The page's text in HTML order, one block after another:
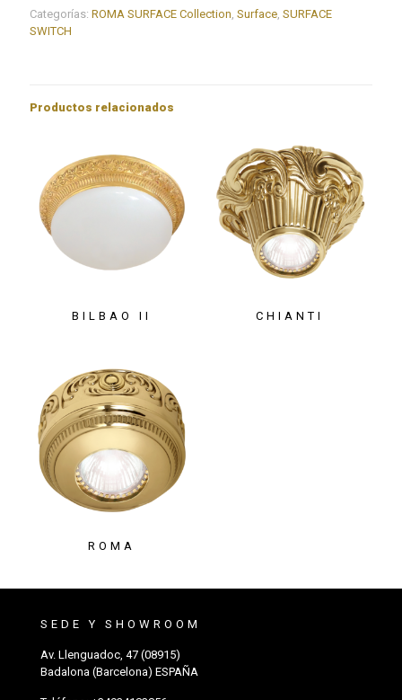
Categorías: ROMA SURFACE Collection, Surface, SURFACE
SWITCH
Productos relacionados
BILBAO II CHIANTI
ROMA
SEDE Y SHOWROOM
Av. Llenguadoc, 47 (08915)
Badalona (Barcelona) ESPAÑA